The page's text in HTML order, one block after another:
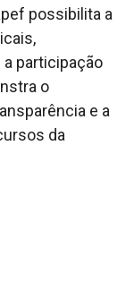
possibilita a
participação
o
e a
da